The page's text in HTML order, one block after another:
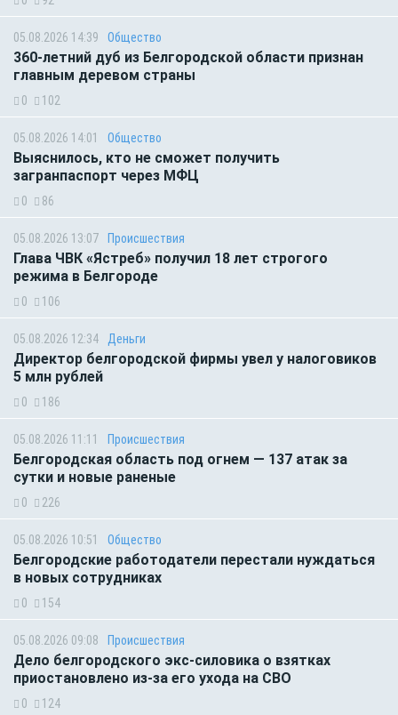
05.08.2026 14:39 Общество
360-летний дуб из Белгородской области признан
главным деревом страны
0 102
05.08.2026 14:01 Общество
Выяснилось, кто не сможет получить
загранпаспорт через МФЦ
0 86
05.08.2026 13:07 Происшествия
Глава ЧВК «Ястреб» получил 18 лет строгого
режима в Белгороде
0 106
05.08.2026 12:34 Деньги
Директор белгородской фирмы увел у налоговиков
5 млн рублей
0 186
05.08.2026 11:11 Происшествия
Белгородская область под огнем — 137 атак за
сутки и новые раненые
0 226
05.08.2026 10:51 Общество
Белгородские работодатели перестали нуждаться
в новых сотрудниках
0 154
05.08.2026 09:08 Происшествия
Дело белгородского экс-силовика о взятках
приостановлено из-за его ухода на СВО
0 124